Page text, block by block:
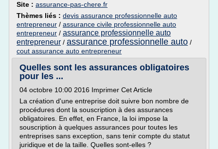
Site : assurance-pas-chere.fr
Thèmes liés : devis assurance professionnelle auto
entrepreneur / assurance civile professionnelle auto
entrepreneur / assurance professionnelle auto
entrepreneur / assurance professionnelle auto /
cout assurance auto entrepreneur
Quelles sont les assurances obligatoires
pour les ...
04 octobre 10:00 2016 Imprimer Cet Article
La création d'une entreprise doit suivre bon nombre de
procédures dont la souscription à des assurances
obligatoires. En effet, en France, la loi impose la
souscription à quelques assurances pour toutes les
entreprises sans exception, sans tenir compte du statut
juridique et de la taille. Quelles sont-elles ?